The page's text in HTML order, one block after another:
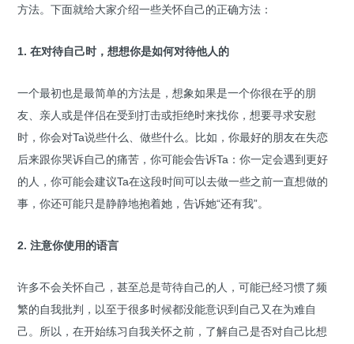
方法。下面就给大家介绍一些关怀自己的正确方法：
1. 在对待自己时，想想你是如何对待他人的
一个最初也是最简单的方法是，想象如果是一个你很在乎的朋
友、亲人或是伴侣在受到打击或拒绝时来找你，想要寻求安慰
时，你会对Ta说些什么、做些什么。比如，你最好的朋友在失恋
后来跟你哭诉自己的痛苦，你可能会告诉Ta：你一定会遇到更好
的人，你可能会建议Ta在这段时间可以去做一些之前一直想做的
事，你还可能只是静静地抱着她，告诉她“还有我”。
2. 注意你使用的语言
许多不会关怀自己，甚至总是苛待自己的人，可能已经习惯了频
繁的自我批判，以至于很多时候都没能意识到自己又在为难自
己。所以，在开始练习自我关怀之前，了解自己是否对自己比想